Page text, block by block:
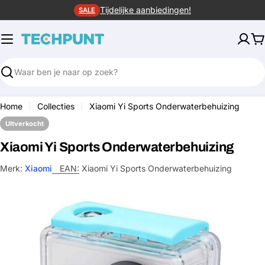
naar
inhoud
SALE Tijdelijke aanbiedingen!
Zoeken
Home Collecties Xiaomi Yi Sports Onderwaterbehuizing
UItverkocht
Xiaomi Yi Sports Onderwaterbehuizing
Merk: Xiaomi EAN: Xiaomi Yi Sports Onderwaterbehuizing